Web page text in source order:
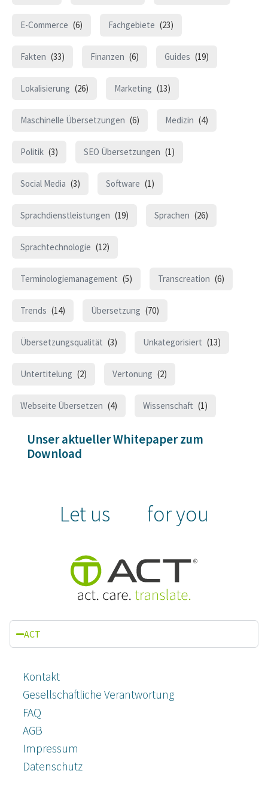
E-Commerce (6) Fachgebiete (23)
Fakten (33) Finanzen (6) Guides (19)
Lokalisierung (26) Marketing (13)
Maschinelle Übersetzungen (6) Medizin (4)
Politik (3) SEO Übersetzungen (1)
Social Media (3) Software (1)
Sprachdienstleistungen (19) Sprachen (26)
Sprachtechnologie (12)
Terminologiemanagement (5) Transcreation (6)
Trends (14) Übersetzung (70)
Übersetzungsqualität (3) Unkategorisiert (13)
Untertitelung (2) Vertonung (2)
Webseite Übersetzen (4) Wissenschaft (1)
Unser aktueller Whitepaper zum
Download
Let us for you
ACT
Kontakt
Gesellschaftliche Verantwortung
FAQ
AGB
Impressum
Datenschutz­